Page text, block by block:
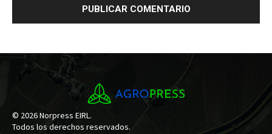
© 2026 Norpress EIRL.
Todos los derechos reservados.